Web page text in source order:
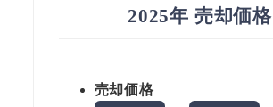
2025年 売却価格
売却価格